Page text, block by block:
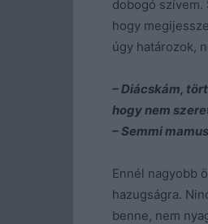
dobogó szívem.
hogy
úgy határozok,
– Diácskám,
hogy nem
– Semmi
Ennél nagyobb
hazugságra.
benne, nem